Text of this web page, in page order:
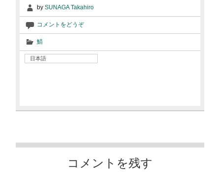
by SUNAGA Takahiro
コメントをどうぞ
鯖
日本語
コメントを残す